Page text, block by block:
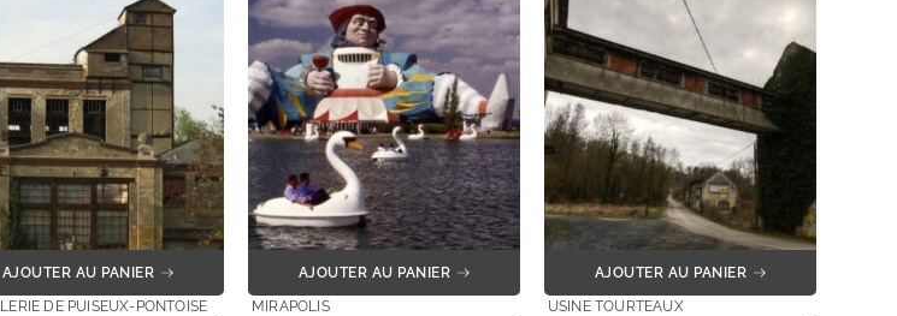
AJOUTER AU PANIER
DE PUISEUX-PONTOISE
AJOUTER AU PANIER
MIRAPOLIS
AJOUTER AU PANIER
USINE TOURTEAUX